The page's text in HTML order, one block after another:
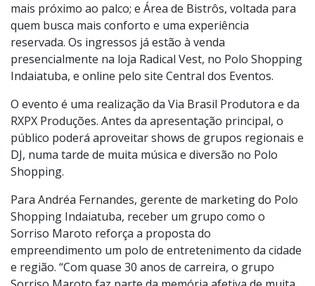
O evento contará com três setores disponíveis para o
público: Área Show, mais ampla; Frontstage, espaço
mais próximo ao palco; e Área de Bistrôs, voltada para
quem busca mais conforto e uma experiência
reservada. Os ingressos já estão à venda
presencialmente na loja Radical Vest, no Polo Shopping
Indaiatuba, e online pelo site Central dos Eventos.
O evento é uma realização da Via Brasil Produtora e da
RXPX Produções. Antes da apresentação principal, o
público poderá aproveitar shows de grupos regionais e
DJ, numa tarde de muita música e diversão no Polo
Shopping.
Para Andréa Fernandes, gerente de marketing do Polo
Shopping Indaiatuba, receber um grupo como o